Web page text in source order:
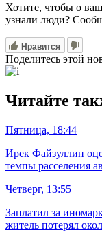
Хотите, чтобы о
узнали люди?
Нравится
Поделитесь этой
Читайте
Пятница, 18:44
Ирек Файзуллин
темпы расселения
Четверг, 13:55
Заплатил за
житель потерял